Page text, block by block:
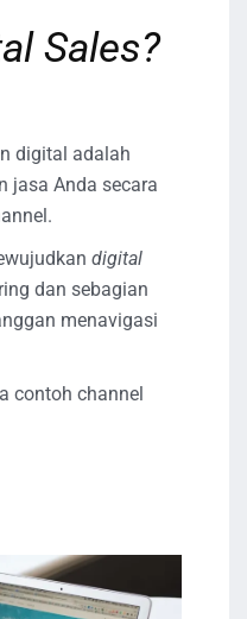
Sales?
digital adalah
jasa Anda secara
digital
dan sebagian
menavigasi
contoh channel